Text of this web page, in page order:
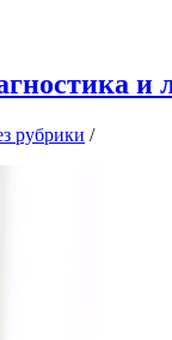
и
рубрики /